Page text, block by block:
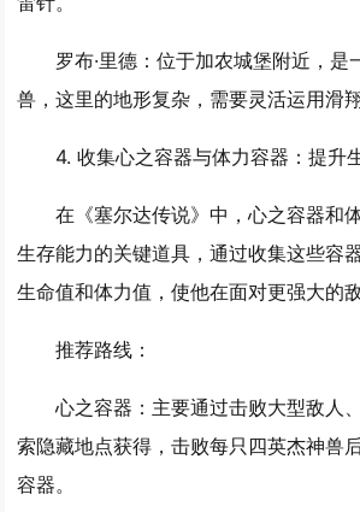
罗布·里德 ：位于加农城堡附近，是
兽，这里的地形复杂，需要灵活运用滑
4. 收集心之容器与体力容器：提升
在《塞尔达传说》中，心之容器和
生存能力的关键道具，通过收集这些容
生命值和体力值，使他在面对更强大的
推荐路线：
心之容器 ：主要通过击败大型敌人
索隐藏地点获得，击败每只四英杰神兽
容器。